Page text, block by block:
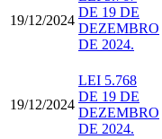
19/12/2024
DE 19 DE
DEZEMBRO
DE 2024.
19/12/2024
LEI 5.768
DE 19 DE
DEZEMBRO
DE 2024.